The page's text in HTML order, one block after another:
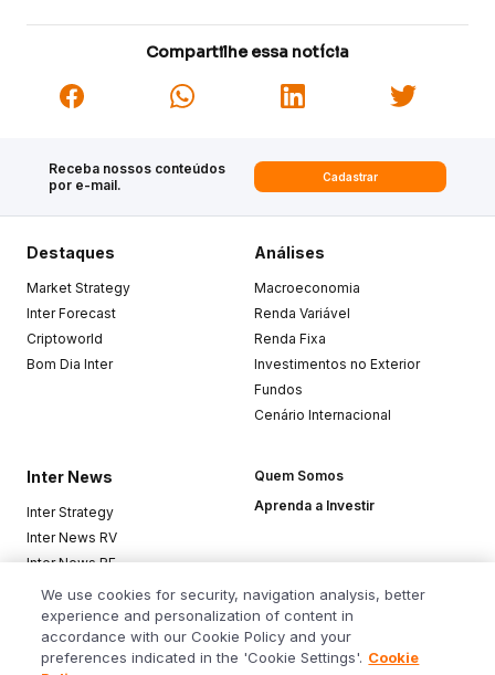
Compartilhe essa notícia
Receba nossos conteúdos
por e-mail.
Cadastrar
Destaques
Market Strategy
Inter Forecast
Criptoworld
Bom Dia Inter
Análises
Macroeconomia
Renda Variável
Renda Fixa
Investimentos no Exterior
Fundos
Cenário Internacional
Inter News
Inter Strategy
Inter News RV
Inter News RF
Top Funds
Quem Somos
Aprenda a Investir
Baixe o app
We use cookies for security, navigation analysis, better
experience and personalization of content in
accordance with our Cookie Policy and your
preferences indicated in the 'Cookie Settings'. Cookie